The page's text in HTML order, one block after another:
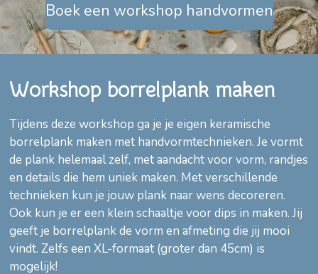
Boek een workshop handvormen
Workshop borrelplank maken
Tijdens deze workshop ga je je eigen keramische
borrelplank maken met handvormtechnieken. Je vormt
de plank helemaal zelf, met aandacht voor vorm, randjes
en details die hem uniek maken. Met verschillende
technieken kun je jouw plank naar wens decoreren.
Ook kun je er een klein schaaltje voor dips in maken. Jij
geeft je borrelplank de vorm en afmeting die jij mooi
vindt. Zelfs een XL-formaat (groter dan 45cm) is
mogelijk!